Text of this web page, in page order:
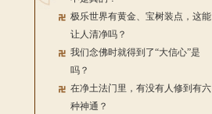
极乐世界有黄金、宝树装点，这能
让人清净吗？
我们念佛时就得到了“大信心”是
吗？
在净土法门里，有没有人修到有六
种神通？